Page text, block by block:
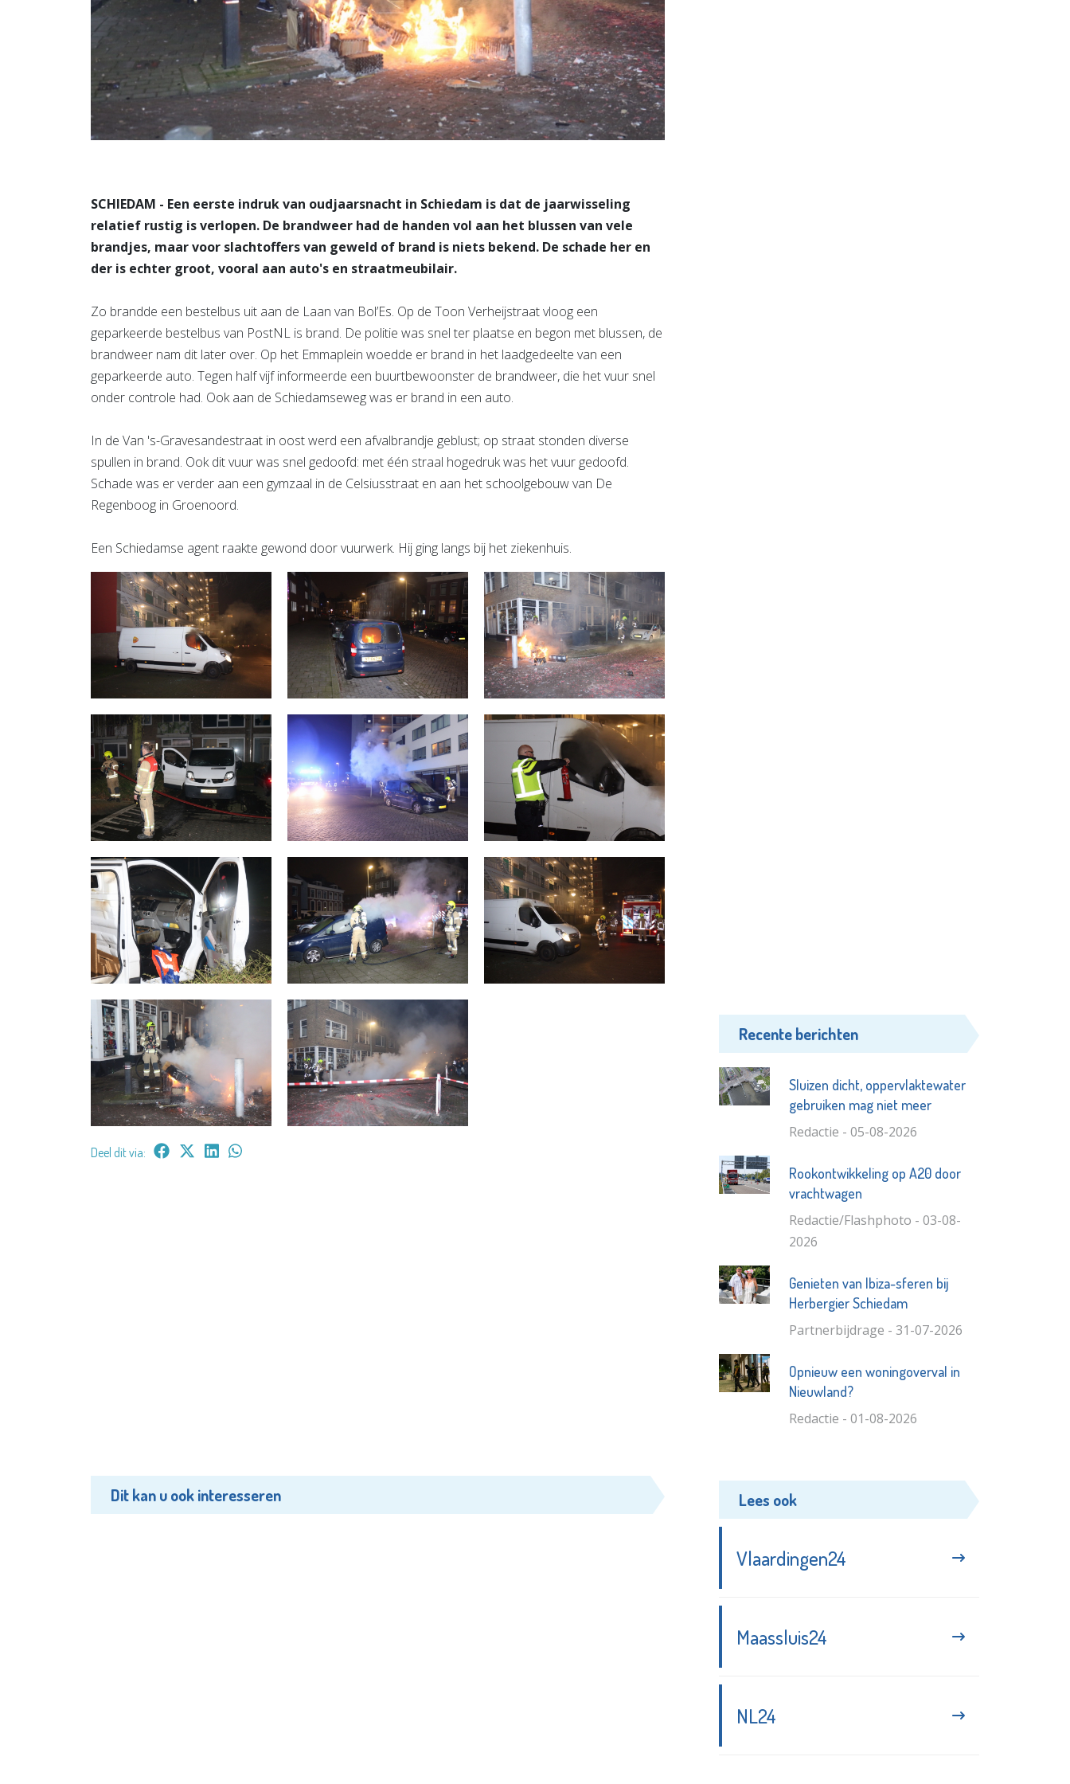
SCHIEDAM - Een eerste indruk van oudjaarsnacht in Schiedam is dat de jaarwisseling
relatief rustig is verlopen. De brandweer had de handen vol aan het blussen van vele
brandjes, maar voor slachtoffers van geweld of brand is niets bekend. De schade her en
der is echter groot, vooral aan auto's en straatmeubilair.
Zo brandde een bestelbus uit aan de Laan van Bol’Es. Op de Toon Verheijstraat vloog een
geparkeerde bestelbus van PostNL is brand. De politie was snel ter plaatse en begon met blussen, de
brandweer nam dit later over. Op het Emmaplein woedde er brand in het laadgedeelte van een
geparkeerde auto. Tegen half vijf informeerde een buurtbewoonster de brandweer, die het vuur snel
onder controle had. Ook aan de Schiedamseweg was er brand in een auto.
In de Van 's-Gravesandestraat in oost werd een afvalbrandje geblust; op straat stonden diverse
spullen in brand. Ook dit vuur was snel gedoofd: met één straal hogedruk was het vuur gedoofd.
Schade was er verder aan een gymzaal in de Celsiusstraat en aan het schoolgebouw van De
Regenboog in Groenoord.
Een Schiedamse agent raakte gewond door vuurwerk. Hij ging langs bij het ziekenhuis.
Deel dit via:
Dit kan u ook interesseren
Recente berichten
Sluizen dicht, oppervlaktewater
gebruiken mag niet meer
Redactie - 05-08-2026
Rookontwikkeling op A20 door
vrachtwagen
Redactie/Flashphoto - 03-08-
2026
Genieten van Ibiza-sferen bij
Herbergier Schiedam
Partnerbijdrage - 31-07-2026
Opnieuw een woningoverval in
Nieuwland?
Redactie - 01-08-2026
Lees ook
Vlaardingen24
Maassluis24
NL24